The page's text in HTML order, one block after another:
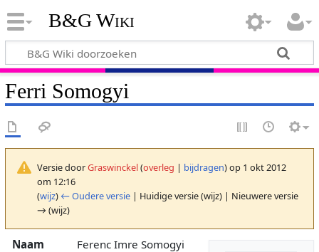
B&G Wiki
Ferri Somogyi
Versie doorGraswinckel(overleg | bijdragen)op 1 okt 2012
om 12:16
(wijz) ← Oudere versie| Huidige versie (wijz) | Nieuwere versie
→ (wijz)
Naam Ferenc Imre Somogyi